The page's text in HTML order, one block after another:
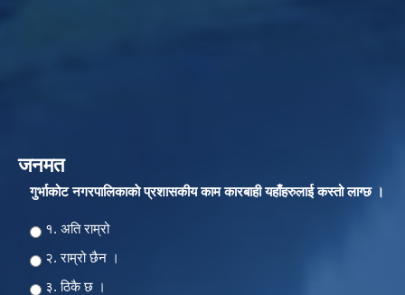
जनमत
गुर्भाकोट नगरपालिकाकाे प्रशासकीय काम कारबाही यहाँहरुलाई कस्तो लाग्छ ।
Choices
१. अति राम्रो
२‍‍. राम्रो छैन ।
३. ठिकै छ ।